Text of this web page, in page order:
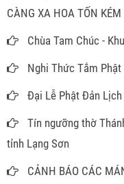
CÀNG XA HOA TỐN
GIỜ PHẢI MÂM
Chùa Tam Chúc -
Nghi Thức Tắm
Đại Lễ Phật Đản
Tín ngưỡng thờ
tỉnh Lạng Sơn
CẢNH BÁO CÁC